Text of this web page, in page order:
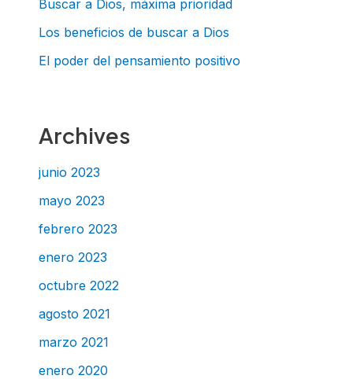
Buscar a Dios, máxima prioridad
Los beneficios de buscar a Dios
El poder del pensamiento positivo
Archives
junio 2023
mayo 2023
febrero 2023
enero 2023
octubre 2022
agosto 2021
marzo 2021
enero 2020